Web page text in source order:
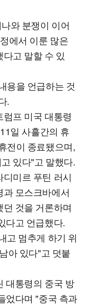
와 분쟁이 이어
에서 이룬 많은
고 말할 수 있
용을 언급하는 것
.
프 미국 대통령
일 사흘간의 휴
전이 종료됐으며,
있다"고 말했다.
미르 푸틴 러시
모스크바에서
것을 거론하며
다고 언급했다.
고 멈추게 하기 위
아 있다"고 덧붙
대통령의 중국 방
었다며 "중국 측과